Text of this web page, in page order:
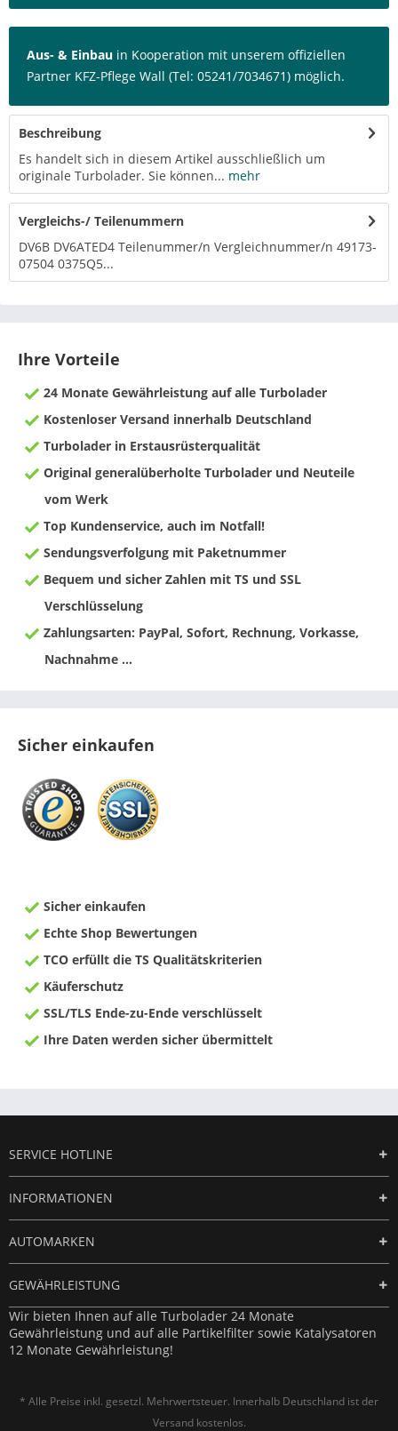
Aus- & Einbau in Kooperation mit unserem offiziellen
Partner KFZ-Pflege Wall (Tel: 05241/7034671) möglich.
Beschreibung
Es handelt sich in diesem Artikel ausschließlich um
originale Turbolader. Sie können... mehr
Vergleichs-/ Teilenummern
DV6B DV6ATED4 Teilenummer/n Vergleichnummer/n 49173-
07504 0375Q5...
Ihre Vorteile
24 Monate Gewährleistung auf alle Turbolader
Kostenloser Versand innerhalb Deutschland
Turbolader in Erstausrüsterqualität
Original generalüberholte Turbolader und Neuteile
vom Werk
Top Kundenservice, auch im Notfall!
Sendungsverfolgung mit Paketnummer
Bequem und sicher Zahlen mit TS und SSL
Verschlüsselung
Zahlungsarten: PayPal, Sofort, Rechnung, Vorkasse,
Nachnahme ...
Sicher einkaufen
Sicher einkaufen
Echte Shop Bewertungen
TCO erfüllt die TS Qualitätskriterien
Käuferschutz
SSL/TLS Ende-zu-Ende verschlüsselt
Ihre Daten werden sicher übermittelt
SERVICE HOTLINE
INFORMATIONEN
AUTOMARKEN
GEWÄHRLEISTUNG
Wir bieten Ihnen auf alle Turbolader 24 Monate
Gewährleistung und auf alle Partikelfilter sowie Katalysatoren
12 Monate Gewährleistung!
* Alle Preise inkl. gesetzl. Mehrwertsteuer. Innerhalb Deutschland ist der
Versand kostenlos.